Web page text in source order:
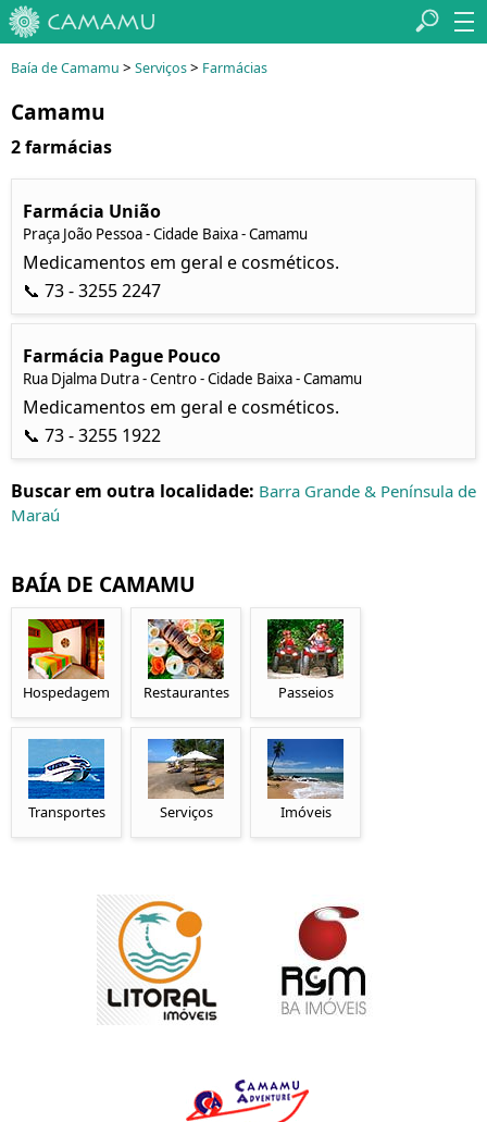
Baía de Camamu > Serviços> Farmácias
Camamu
2 farmácias
Farmácia União
Praça João Pessoa - Cidade Baixa - Camamu
Medicamentos em geral e cosméticos.
📞 73 - 3255 2247
Farmácia Pague Pouco
Rua Djalma Dutra - Centro - Cidade Baixa - Camamu
Medicamentos em geral e cosméticos.
📞 73 - 3255 1922
Buscar em outra localidade: Barra Grande & Península de
Maraú
BAÍA DE CAMAMU
Hospedagem Restaurantes Passeios
Transportes Serviços Imóveis